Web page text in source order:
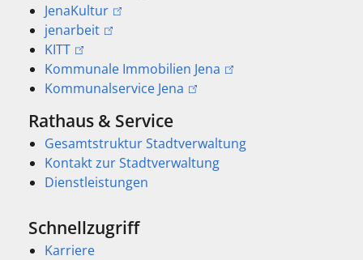
JenaKultur
jenarbeit
KITT
Kommunale Immobilien Jena
Kommunalservice Jena
Rathaus & Service
Gesamtstruktur Stadtverwaltung
Kontakt zur Stadtverwaltung
Dienstleistungen
Schnellzugriff
Karriere